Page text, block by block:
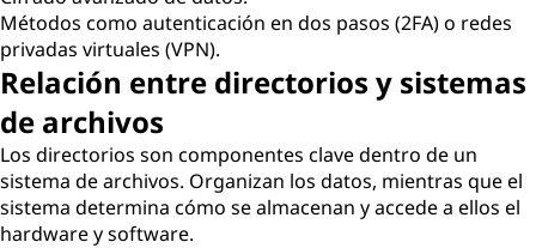
Métodos como autenticación en dos pasos (2FA) o redes
privadas virtuales (VPN).
Relación entre directorios y sistemas
de archivos
Los directorios son componentes clave dentro de un
sistema de archivos. Organizan los datos, mientras que el
sistema determina cómo se almacenan y accede a ellos el
hardware y software.